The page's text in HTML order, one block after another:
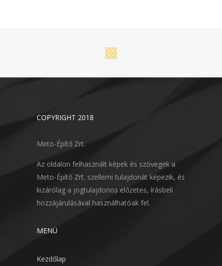
COPYRIGHT 2018
Meto-Építő Zrt.
Az oldalon felhasznált képek és szövegek a
Meto-Építő Zrt. szellemi tulajdonát képezik, és
kizárólag a jogtulajdonos előzetes, írásbeli
hozzájárulásával használhatóak fel.
MENÜ
Kezdőlap